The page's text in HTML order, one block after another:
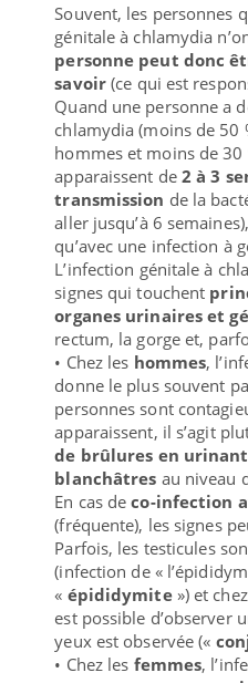
Souvent, les personnes
génitale à chlamydia
personne peut donc
savoir (ce qui est
Quand une personne a
chlamydia (moins de 50
hommes et moins de 30
apparaissent de 2 à 3
transmission de la
aller jusqu’à 6
qu’avec une infection à
L’infection génitale à
signes qui touchent
organes urinaires et
rectum, la gorge et,
• Chez les hommes,
donne le plus souvent
personnes sont
apparaissent, il s’agit
de brûlures en urinant
blanchâtres au niveau
En cas deco-infection
(fréquente), les signes
Parfois, les testicules
(infection de «
« épididymite ») et
est possible d’observer
yeux est observée («
• Chez les femmes,